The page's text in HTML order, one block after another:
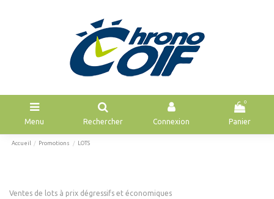
Menu Rechercher Connexion
0
Panier
Accueil Promotions LOTS
Ventes de lots à prix dégressifs et économiques